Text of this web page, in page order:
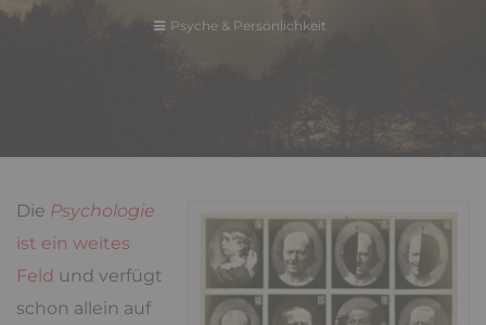
Psyche & Persönlichkeit
Die Psychologie
ist ein weites
Feld und verfügt
schon allein auf